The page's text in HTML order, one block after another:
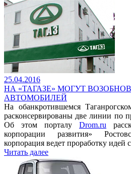
25.04.2016
НА «ТАГАЗЕ» МОГУТ
АВТОМОБИЛЕЙ
На обанкротившемся
расконсервированы две линии по
Об этом порталу Drom.ru
корпорации развития»
корпорация ведет проработку идей
Читать далее